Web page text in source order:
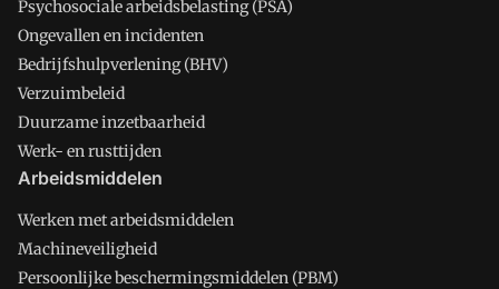
Psychosociale arbeidsbelasting (PSA)
Ongevallen en incidenten
Bedrijfshulpverlening (BHV)
Verzuimbeleid
Duurzame inzetbaarheid
Werk- en rusttijden
Arbeidsmiddelen
Werken met arbeidsmiddelen
Machineveiligheid
Persoonlijke beschermingsmiddelen (PBM)